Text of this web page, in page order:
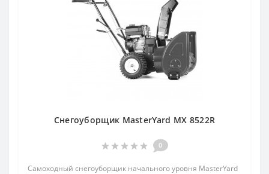
Снегоуборщик MasterYard MX 8522R
0
Самоходный снегоуборщик начального уровня MasterYard